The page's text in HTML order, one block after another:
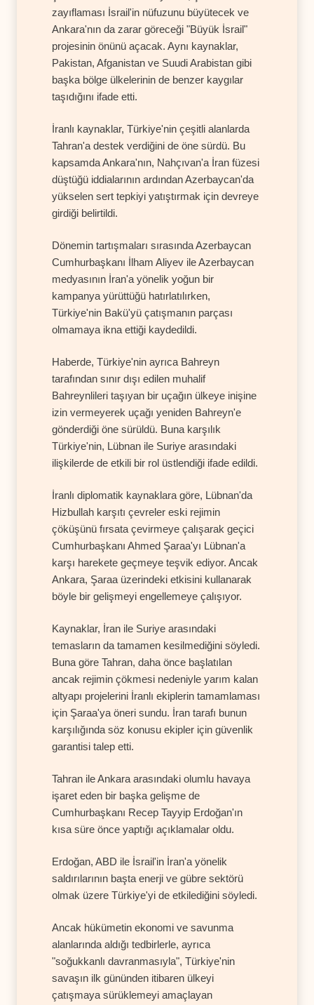
zayıflaması İsrail'in nüfuzunu büyütecek ve
Ankara'nın da zarar göreceği "Büyük İsrail"
projesinin önünü açacak. Aynı kaynaklar,
Pakistan, Afganistan ve Suudi Arabistan gibi
başka bölge ülkelerinin de benzer kaygılar
taşıdığını ifade etti.
İranlı kaynaklar, Türkiye'nin çeşitli alanlarda
Tahran'a destek verdiğini de öne sürdü. Bu
kapsamda Ankara'nın, Nahçıvan'a İran füzesi
düştüğü iddialarının ardından Azerbaycan'da
yükselen sert tepkiyi yatıştırmak için devreye
girdiği belirtildi.
Dönemin tartışmaları sırasında Azerbaycan
Cumhurbaşkanı İlham Aliyev ile Azerbaycan
medyasının İran'a yönelik yoğun bir
kampanya yürüttüğü hatırlatılırken,
Türkiye'nin Bakü'yü çatışmanın parçası
olmamaya ikna ettiği kaydedildi.
Haberde, Türkiye'nin ayrıca Bahreyn
tarafından sınır dışı edilen muhalif
Bahreynlileri taşıyan bir uçağın ülkeye inişine
izin vermeyerek uçağı yeniden Bahreyn'e
gönderdiği öne sürüldü. Buna karşılık
Türkiye'nin, Lübnan ile Suriye arasındaki
ilişkilerde de etkili bir rol üstlendiği ifade edildi.
İranlı diplomatik kaynaklara göre, Lübnan'da
Hizbullah karşıtı çevreler eski rejimin
çöküşünü fırsata çevirmeye çalışarak geçici
Cumhurbaşkanı Ahmed Şaraa'yı Lübnan'a
karşı harekete geçmeye teşvik ediyor. Ancak
Ankara, Şaraa üzerindeki etkisini kullanarak
böyle bir gelişmeyi engellemeye çalışıyor.
Kaynaklar, İran ile Suriye arasındaki
temasların da tamamen kesilmediğini söyledi.
Buna göre Tahran, daha önce başlatılan
ancak rejimin çökmesi nedeniyle yarım kalan
altyapı projelerini İranlı ekiplerin tamamlaması
için Şaraa'ya öneri sundu. İran tarafı bunun
karşılığında söz konusu ekipler için güvenlik
garantisi talep etti.
Tahran ile Ankara arasındaki olumlu havaya
işaret eden bir başka gelişme de
Cumhurbaşkanı Recep Tayyip Erdoğan'ın
kısa süre önce yaptığı açıklamalar oldu.
Erdoğan, ABD ile İsrail'in İran'a yönelik
saldırılarının başta enerji ve gübre sektörü
olmak üzere Türkiye'yi de etkilediğini söyledi.
Ancak hükümetin ekonomi ve savunma
alanlarında aldığı tedbirlerle, ayrıca
"soğukkanlı davranmasıyla", Türkiye'nin
savaşın ilk gününden itibaren ülkeyi
çatışmaya sürüklemeyi amaçlayan